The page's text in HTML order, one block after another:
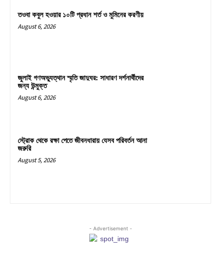
তওবা কবুল হওয়ার ১০টি প্রধান শর্ত ও মুমিনের করণীয়
August 6, 2026
জুলাই গণঅভ্যুত্থান স্মৃতি জাদুঘর: সাধারণ দর্শনার্থীদের
জন্য উন্মুক্ত
August 6, 2026
স্ট্রোক থেকে রক্ষা পেতে জীবনধারায় যেসব পরিবর্তন আনা
জরুরি
August 5, 2026
- Advertisement -